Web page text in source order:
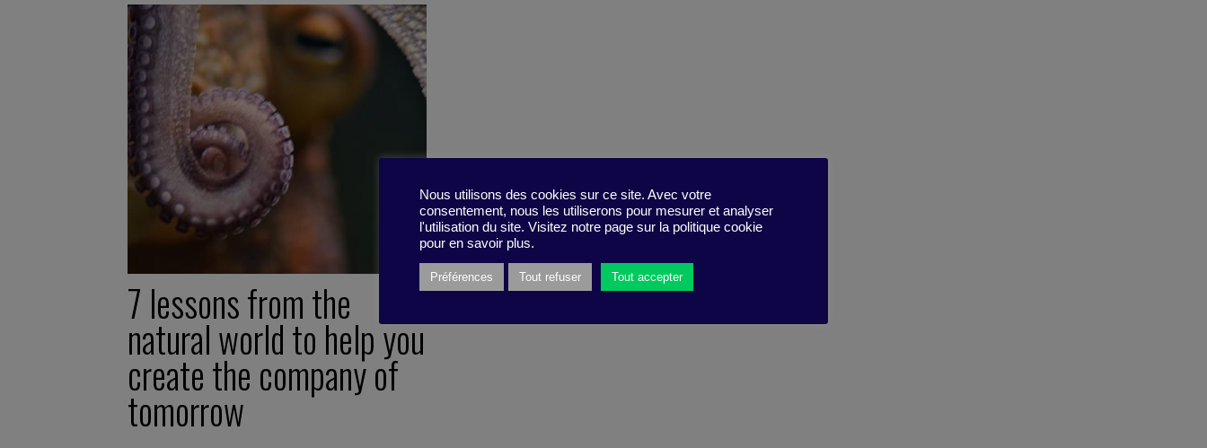
7 lessons from the
natural world to help you
create the company of
tomorrow
Nous utilisons des cookies sur ce site. Avec votre
consentement, nous les utiliserons pour mesurer et analyser
l'utilisation du site. Visitez notre page sur la politique cookie
pour en savoir plus.
Préférences Tout refuser Tout accepter